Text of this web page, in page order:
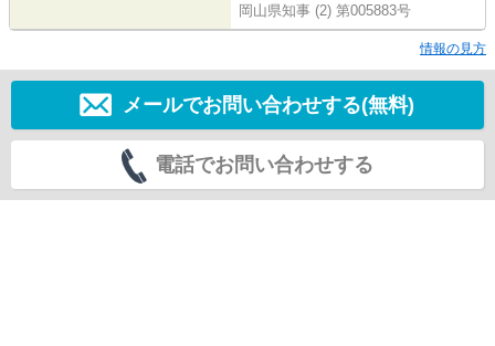
岡山県知事 (2) 第005883号
情報の見方
メールでお問い合わせする(無料)
電話でお問い合わせする